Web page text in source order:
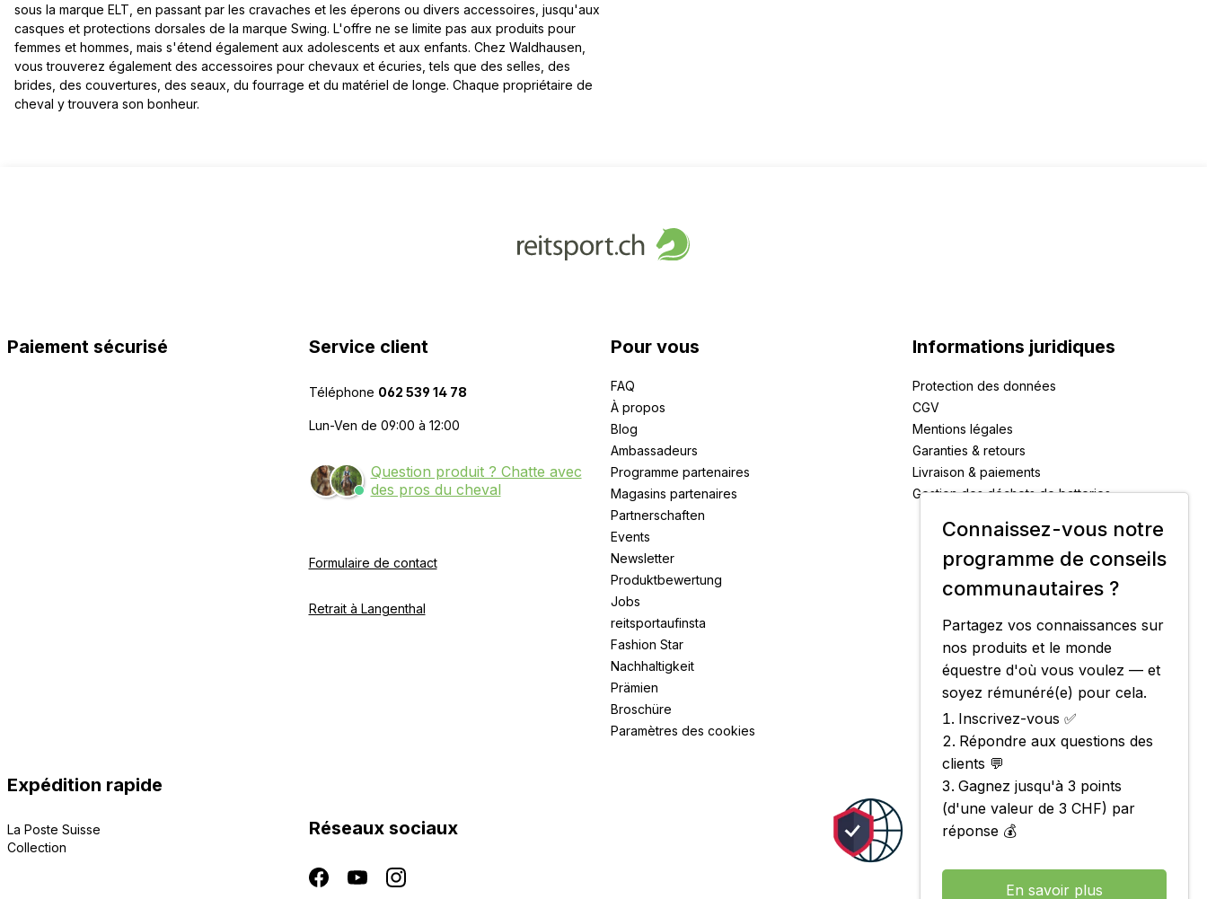
sous la marque ELT, en passant par les cravaches et les éperons ou divers accessoires, jusqu'aux
casques et protections dorsales de la marque Swing. L'offre ne se limite pas aux produits pour
femmes et hommes, mais s'étend également aux adolescents et aux enfants. Chez Waldhausen,
vous trouverez également des accessoires pour chevaux et écuries, tels que des selles, des
brides, des couvertures, des seaux, du fourrage et du matériel de longe. Chaque propriétaire de
cheval y trouvera son bonheur.
Paiement sécurisé Service client
Téléphone 062 539 14 78
Lun-Ven de 09:00 à 12:00
Question produit ? Chatte avec
des pros du cheval
Formulaire de contact
Retrait à Langenthal
Pour vous
FAQ
À propos
Blog
Ambassadeurs
Programme partenaires
Magasins partenaires
Partnerschaften
Events
Newsletter
Produktbewertung
Jobs
reitsportaufinsta
Fashion Star
Nachhaltigkeit
Prämien
Broschüre
Paramètres des cookies
Informations juridiques
Protection des données
CGV
Mentions légales
Garanties & retours
Livraison & paiements
Gestion des déchets de batteries
Expédition rapide
La Poste Suisse
Collection
Réseaux sociaux
Connaissez-vous notre
programme de conseils
communautaires ?
Partagez vos connaissances sur
nos produits et le monde
équestre d'où vous voulez — et
soyez rémunéré(e) pour cela.
Inscrivez-vous ✅
Répondre aux questions des
clients 💬
Gagnez jusqu'à 3 points
(d'une valeur de 3 CHF) par
réponse 💰
En savoir plus